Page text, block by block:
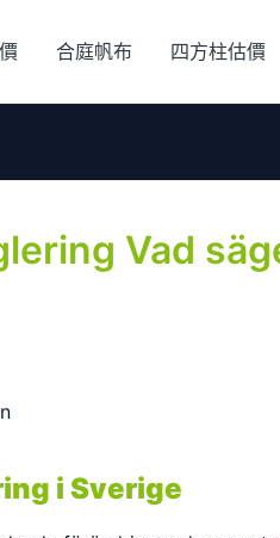
合庭帆布 四方柱估價
Vad
i Sverige